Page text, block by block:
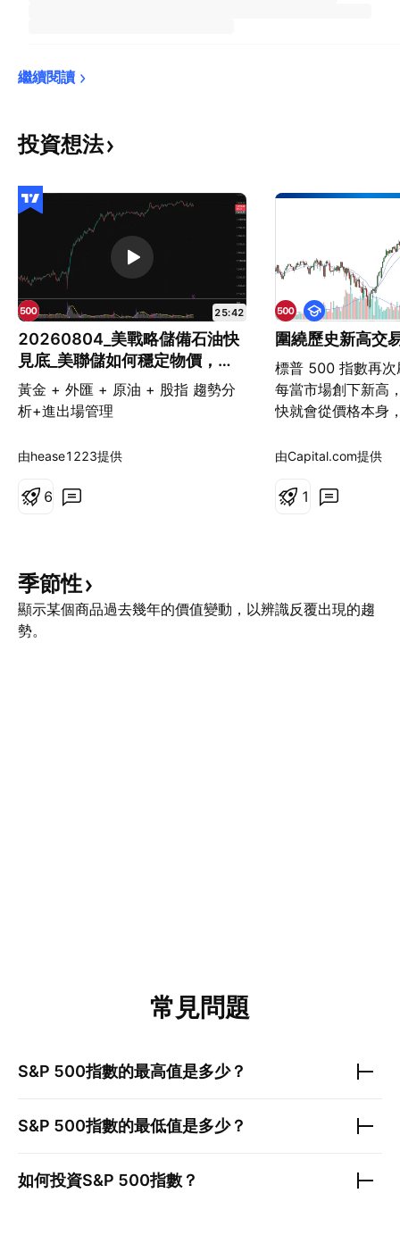
繼續閱讀
投資想法
20260804_美戰略儲備石油快
見底_美聯儲如何穩定物價，嬰
兒潮世代為何喜愛高利率
黃金 + 外匯 + 原油 + 股指 趨勢分
析+進出場管理
25:42
由hease1223提供
6
圍繞歷史新高交
標普 500 指數再次
每當市場創下新高
快就會從價格本身
經漲過頭？估值是
進行交易，需要採
常見的說法之一就
教
育
由Capital.com提供
1
季節性
顯示某個商品過去幾年的價值變動，以辨識反覆出現的趨
勢。
常見問題
S&P 500指數的最高值是多少？
S&P 500指數的最低值是多少？
如何投資S&P 500指數 ？